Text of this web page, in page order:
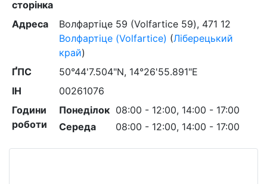
сторінка
Адреса Волфартіце 59 (Volfartice 59), 471 12
Волфартіце (Volfartice) (Ліберецький
край)
ҐПС
50°44'7.504"N, 14°26'55.891"E
ІН
00261076
Години
роботи
Понеділок 08:00 - 12:00, 14:00 - 17:00
Середа
08:00 - 12:00, 14:00 - 17:00